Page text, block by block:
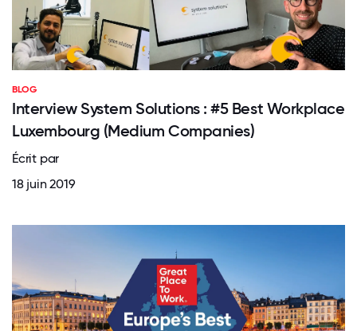
BLOG
Interview System Solutions : #5 Best Workplace
Luxembourg (Medium Companies)
Écrit par
18 juin 2019